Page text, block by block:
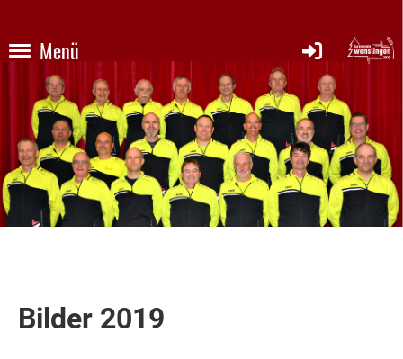
Menü
Bilder 2019